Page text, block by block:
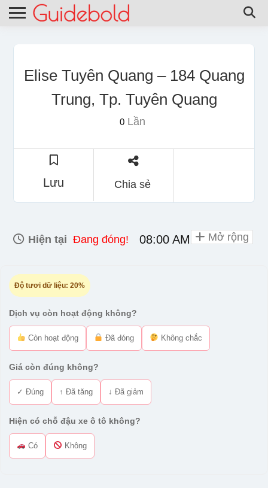
Elise Tuyên Quang – 184 Quang
Trung, Tp. Tuyên Quang
0Lần
Lưu Chia sẻ
Hiện tại Đang đóng! 08:00 AM - 09:30 PM
Độ tươi dữ liệu: 20%
Dịch vụ còn hoạt động không?
Còn hoạt động Đã đóng Không chắc
Giá còn đúng không?
✓ Đúng ↑ Đã tăng ↓ Đã giảm
Hiện có chỗ đậu xe ô tô không?
Có Không
Mở rộng